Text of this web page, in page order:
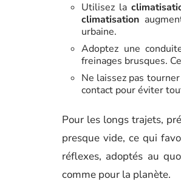
Utilisez la
climatisation
urbaine.
Adoptez une
freinages brusques.
Ne laissez pas
contact pour éviter
Pour les longs trajets,
presque vide, ce qui
réflexes, adoptés au
comme pour la planète.